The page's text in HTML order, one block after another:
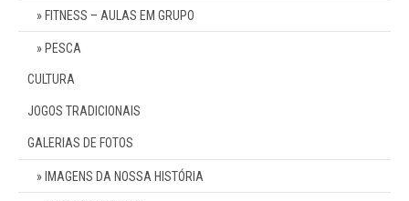
FITNESS – AULAS EM GRUPO
PESCA
CULTURA
JOGOS TRADICIONAIS
GALERIAS DE FOTOS
IMAGENS DA NOSSA HISTÓRIA